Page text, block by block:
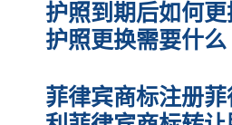
护照到期后如何
护照更换需要什么
菲律宾商标注册